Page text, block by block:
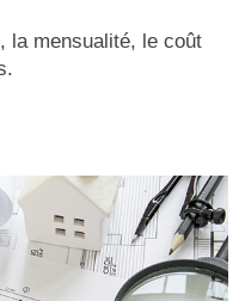
la mensualité, le coût